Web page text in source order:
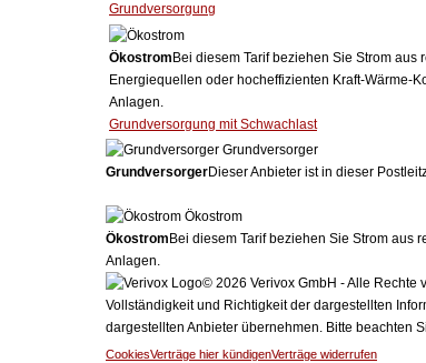
Grundversorgung
Ökostrom Bei diesem Tarif beziehen Sie Strom aus
Energiequellen oder hocheffizienten Kraft-Wärme-
Anlagen.
Grundversorgung mit Schwachlast
Grundversorger
GrundversorgerDieser Anbieter ist in dieser
Ökostrom
Ökostrom Bei diesem Tarif beziehen Sie Strom aus
Anlagen.
© 2026 Verivox GmbH - Alle Rechte
Vollständigkeit und Richtigkeit der dargestellten
dargestellten Anbieter übernehmen. Bitte beachten
CookiesVerträge hier kündigenVerträge widerrufen